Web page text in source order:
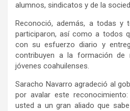
alumnos, sindicatos y de la
Reconoció, además, a todas y
participaron, así como a todos
con su esfuerzo diario y
contribuyen a la formación de
jóvenes coahuilenses.
Saracho Navarro agradeció al
por avalar este
usted a un gran aliado que